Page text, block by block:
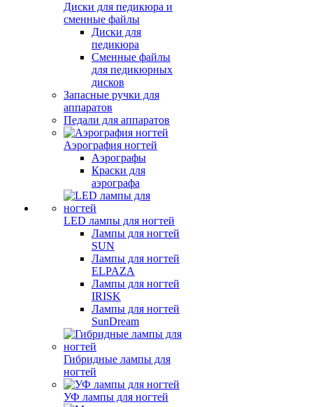
Диски для педикюра и
сменные файлы
Диски для
педикюра
Сменные файлы
для педикюрных
дисков
Запасные ручки для
аппаратов
Педали для аппаратов
Аэрография ногтей
Аэрографы
Краски для
аэрографа
LED лампы для ногтей
Лампы для ногтей
SUN
Лампы для ногтей
ELPAZA
Лампы для ногтей
IRISK
Лампы для ногтей
SunDream
Гибридные лампы для
ногтей
УФ лампы для ногтей